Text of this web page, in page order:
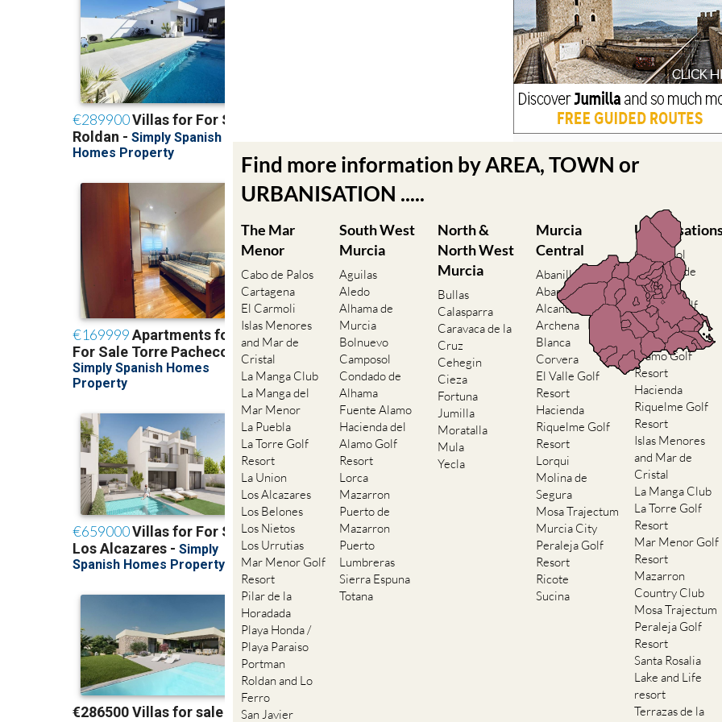
Find more information by AREA, TOWN or
URBANISATION .....
The Mar
Menor
Cabo de Palos
Cartagena
El Carmoli
Islas Menores
and Mar de
Cristal
La Manga Club
La Manga del
Mar Menor
La Puebla
La Torre Golf
Resort
La Union
Los Alcazares
Los Belones
Los Nietos
Los Urrutias
Mar Menor Golf
Resort
Pilar de la
Horadada
Playa Honda /
Playa Paraiso
Portman
Roldan and Lo
Ferro
San Javier
South West
Murcia
Aguilas
Aledo
Alhama de
Murcia
Bolnuevo
Camposol
Condado de
Alhama
Fuente Alamo
Hacienda del
Alamo Golf
Resort
Lorca
Mazarron
Puerto de
Mazarron
Puerto
Lumbreras
Sierra Espuna
Totana
North &
North West
Murcia
Bullas
Calasparra
Caravaca de la
Cruz
Cehegin
Cieza
Fortuna
Jumilla
Moratalla
Mula
Yecla
Murcia
Central
Abanilla
Abaran
Alcantarilla
Archena
Blanca
Corvera
El Valle Golf
Resort
Hacienda
Riquelme Golf
Resort
Lorqui
Molina de
Segura
Mosa Trajectum
Murcia City
Peraleja Golf
Resort
Ricote
Sucina
Camposol
Condado de
Alhama
El Valle Golf
Resort
Hacienda del
Alamo Golf
Resort
Hacienda
Riquelme Golf
Resort
Islas Menores
and Mar de
Cristal
La Manga Club
La Torre Golf
Resort
Mar Menor Golf
Resort
Mazarron
Country Club
Mosa Trajectum
Peraleja Golf
Resort
Santa Rosalia
Lake and Life
resort
Terrazas de la